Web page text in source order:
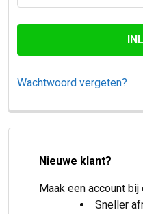
Wachtwoord vergeten?
Nieuwe klant?
Maak een account bij
Sneller